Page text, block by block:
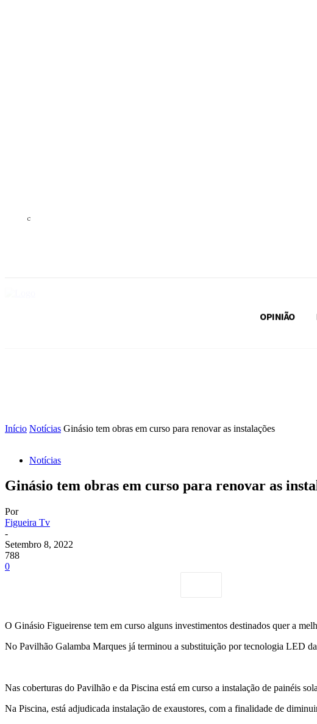
C
OPINIÃO
Início Notícias Ginásio tem obras em curso para renovar as instalações
Notícias
Ginásio tem obras em curso para renovar as
Por
Figueira Tv
-
Setembro 8, 2022
788
0
O Ginásio Figueirense tem em curso alguns investimentos destinados quer a
No Pavilhão Galamba Marques já terminou a substituição por tecnologia LED
Nas coberturas do Pavilhão e da Piscina está em curso a instalação de painéis
Na Piscina, está adjudicada instalação de exaustores, com a finalidade de